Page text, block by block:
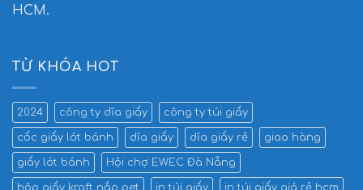
HCM.
TỪ KHÓA HOT
2024 công ty dĩa giấy công ty túi giấy
cốc giấy lót bánh dĩa giấy dĩa giấy rẻ giao hàng
giấy lót bánh Hội chợ EWEC Đà Nẵng
hộp giấy kraft nắp pet in túi giấy in túi giấy giá rẻ hcm